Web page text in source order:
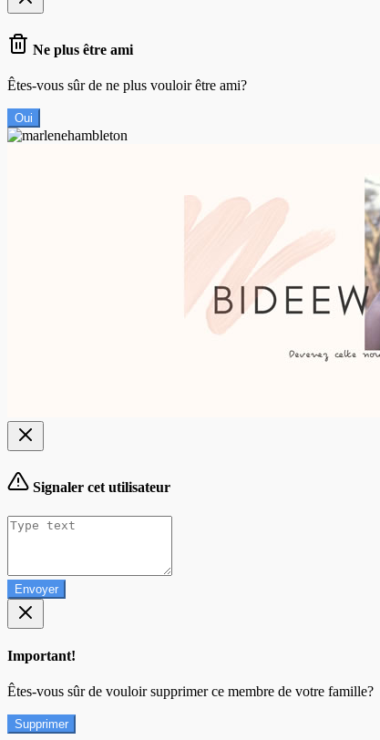
Ne plus être ami
Êtes-vous sûr de ne plus vouloir être ami?
Oui
Signaler cet utilisateur
Envoyer
Important!
Êtes-vous sûr de vouloir supprimer ce membre de votre famille?
Supprimer